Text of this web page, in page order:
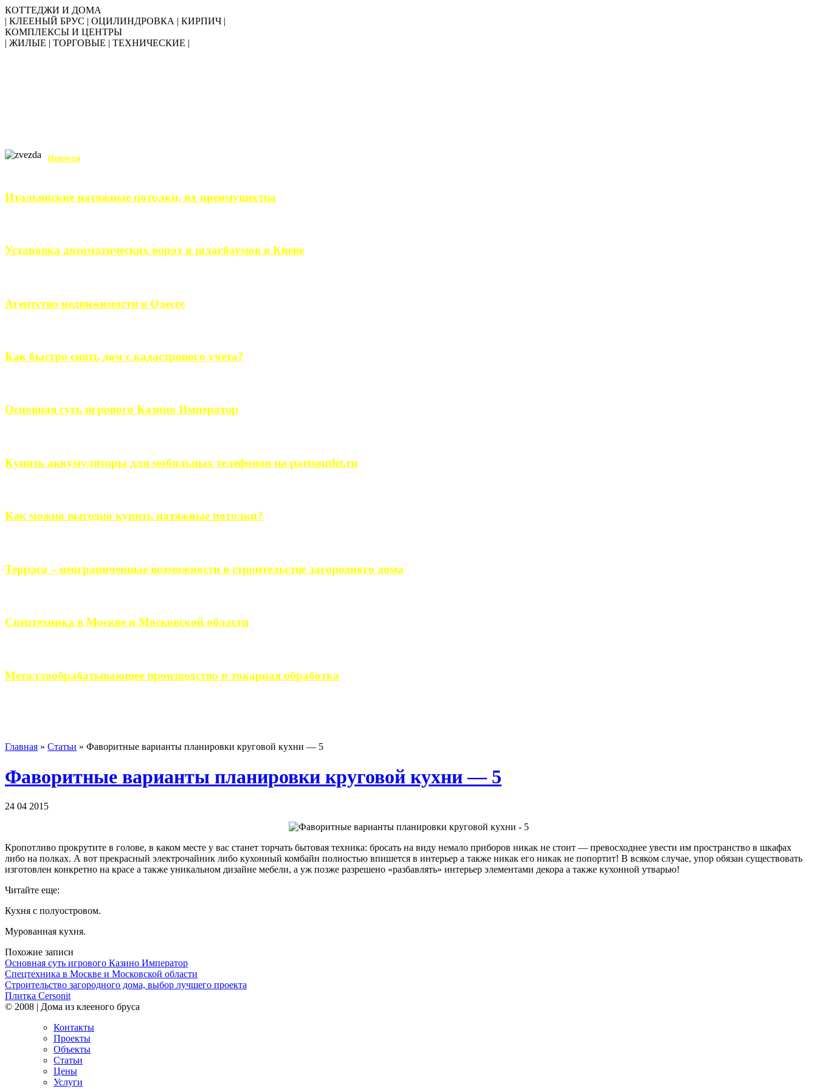
КОТТЕДЖИ И ДОМА
| КЛЕЕНЫЙ БРУС | ОЦИЛИНДРОВКА | КИРПИЧ |
КОМПЛЕКСЫ И ЦЕНТРЫ
| ЖИЛЫЕ | ТОРГОВЫЕ | ТЕХНИЧЕСКИЕ |
Новости
Итальянские натяжные потолки, их преимущества
Установка автоматических ворот и шлагбаумов в Киеве
Агентство недвижимости в Одессе
Как быстро снять дом с кадастрового учета?
Основная суть игрового Казино Император
Купить аккумуляторы для мобильных телефонов на partsoutlet.ru
Как можно выгодно купить натяжные потолки?
Терраса – неограниченные возможности в строительстве загородного дома
Спецтехника в Москве и Московской области
Металлообрабатывающее производство и токарная обработка
Главная » Статьи » Фаворитные варианты планировки круговой кухни — 5
Фаворитные варианты планировки круговой кухни — 5
24 04 2015
Кропотливо прокрутите в голове, в каком месте у вас станет торчать бытовая техника: бросать на виду немало приборов никак не стоит — превосходнее увести им пространство в шкафах
либо на полках. А вот прекрасный электрочайник либо кухонный комбайн полностью впишется в интерьер а также никак его никак не попортит! В всяком случае, упор обязан существовать
изготовлен конкретно на красе а также уникальном дизайне мебели, а уж позже разрешено «разбавлять» интерьер элементами декора а также кухонной утварью!
Читайте еще:
Кухня с полуостровом.
Мурованная кухня.
Похожие записи
Основная суть игрового Казино Император
Спецтехника в Москве и Московской области
Строительство загородного дома, выбор лучшего проекта
Плитка Cersonit
© 2008 | Дома из клееного бруса
Контакты
Проекты
Объекты
Статьи
Цены
Услуги